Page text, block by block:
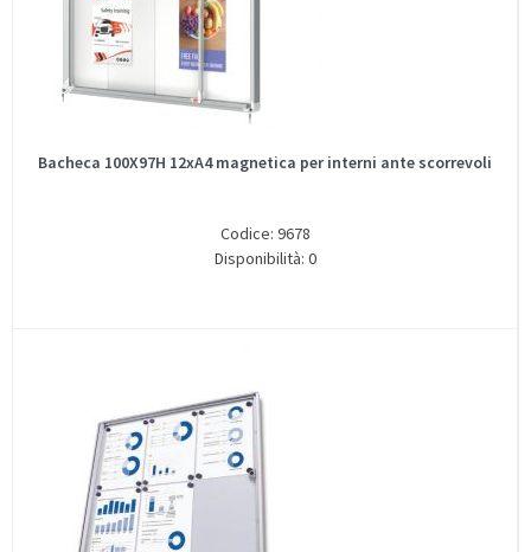
Bacheca 100X97H 12xA4 magnetica per interni ante scorrevoli
Codice: 9678
Disponibilità: 0